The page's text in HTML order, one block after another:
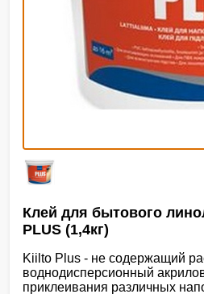
Клей для бытового
PLUS (1,4кг)
Kiilto Plus - не содержащий
воднодисперсионный
приклеивания различных